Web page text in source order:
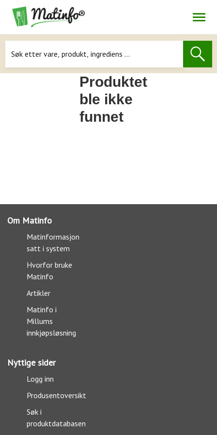
Navigasjon
Produktet
ble ikke
funnet
Om Matinfo
Matinformasjon
satt i system
Hvorfor bruke
Matinfo
Artikler
Matinfo i
Millums
innkjøpsløsning
Nyttige sider
Logg inn
Produsentoversikt
Søk i
produktdatabasen